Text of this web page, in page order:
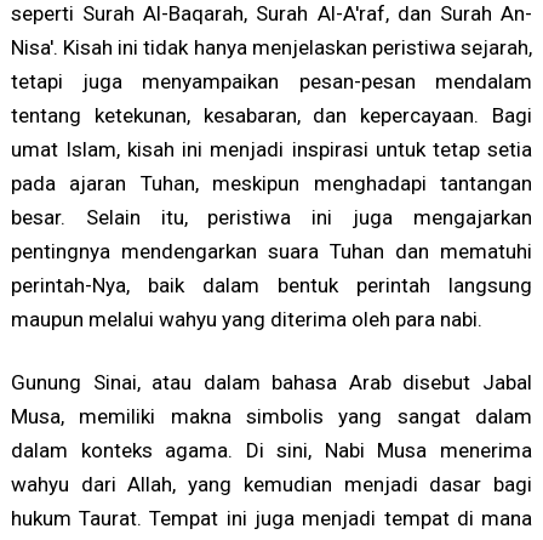
seperti Surah Al-Baqarah, Surah Al-A'raf, dan Surah An-
Nisa'. Kisah ini tidak hanya menjelaskan peristiwa sejarah,
tetapi juga menyampaikan pesan-pesan mendalam
tentang ketekunan, kesabaran, dan kepercayaan. Bagi
umat Islam, kisah ini menjadi inspirasi untuk tetap setia
pada ajaran Tuhan, meskipun menghadapi tantangan
besar. Selain itu, peristiwa ini juga mengajarkan
pentingnya mendengarkan suara Tuhan dan mematuhi
perintah-Nya, baik dalam bentuk perintah langsung
maupun melalui wahyu yang diterima oleh para nabi.
Gunung Sinai, atau dalam bahasa Arab disebut Jabal
Musa, memiliki makna simbolis yang sangat dalam
dalam konteks agama. Di sini, Nabi Musa menerima
wahyu dari Allah, yang kemudian menjadi dasar bagi
hukum Taurat. Tempat ini juga menjadi tempat di mana